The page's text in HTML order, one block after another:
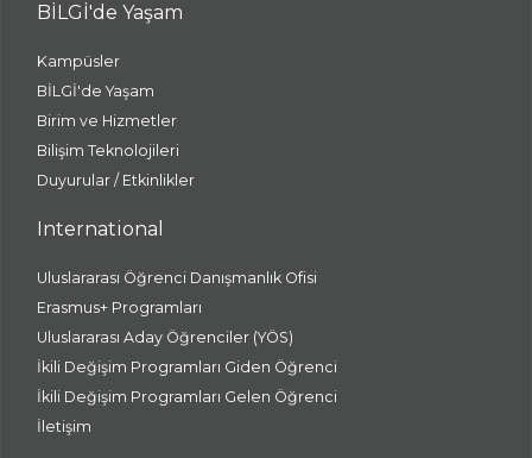
BİLGİ'de Yaşam
Kampüsler
BİLGİ'de Yaşam
Birim ve Hizmetler
Bilişim Teknolojileri
Duyurular / Etkinlikler
International
Uluslararası Öğrenci Danışmanlık Ofisi
Erasmus+ Programları
Uluslararası Aday Öğrenciler (YÖS)
İkili Değişim Programları Giden Öğrenci
İkili Değişim Programları Gelen Öğrenci
İletişim